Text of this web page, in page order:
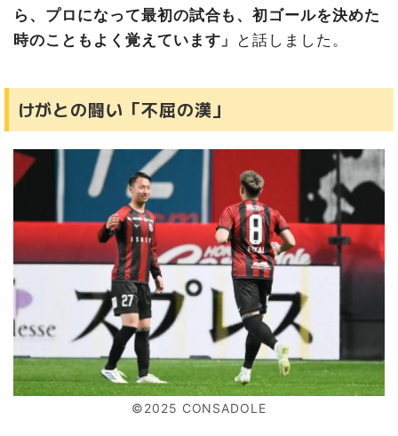
ら、プロになって最初の試合も、初ゴールを決めた
時のこともよく覚えています」
と話しました。
けがとの闘い「不屈の漢」
©2025 CONSADOLE